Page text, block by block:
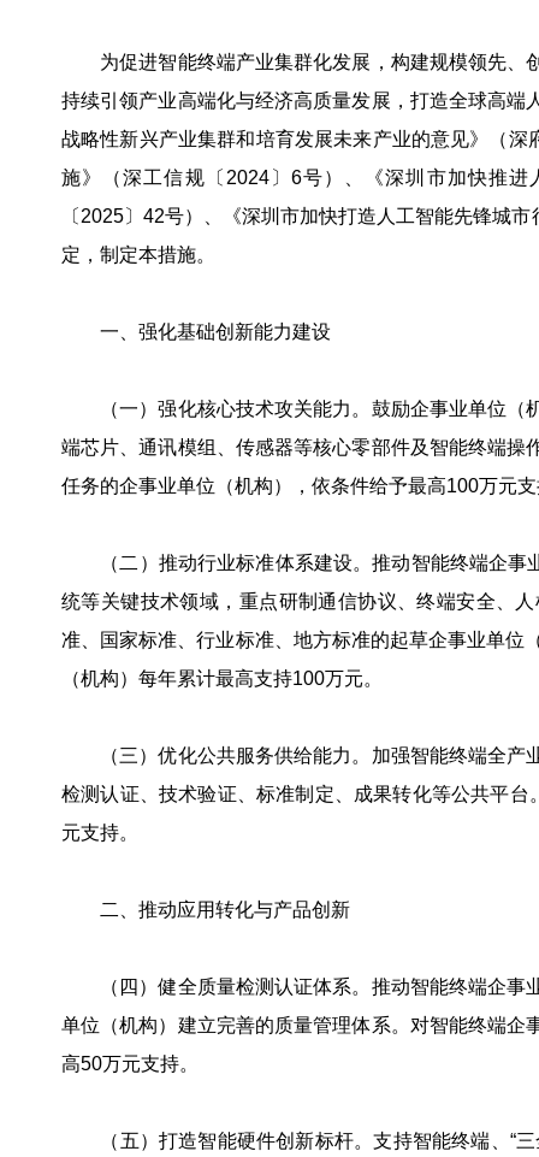
为促进智能终端产业集群化发展，构建规模领先、
持续引领产业高端化与经济高质量发展，打造全球高
战略性新兴产业集群和培育发展未来产业的意见》（
施》（深工信规〔2024〕6号）、《深圳市加快推
〔2025〕42号）、《深圳市加快打造人工智能先锋城
定，制定本措施。
一、强化基础创新能力建设
（一）强化核心技术攻关能力。鼓励企事业单位（
端芯片、通讯模组、传感器等核心零部件及智能终端
任务的企事业单位（机构），依条件给予最高100万元
（二）推动行业标准体系建设。推动智能终端企事
统等关键技术领域，重点研制通信协议、终端安全、
准、国家标准、行业标准、地方标准的起草企事业单
（机构）每年累计最高支持100万元。
（三）优化公共服务供给能力。加强智能终端全产
检测认证、技术验证、标准制定、成果转化等公共平
元支持。
二、推动应用转化与产品创新
（四）健全质量检测认证体系。推动智能终端企事
单位（机构）建立完善的质量管理体系。对智能终端
高50万元支持。
（五）打造智能硬件创新标杆。支持智能终端、“三